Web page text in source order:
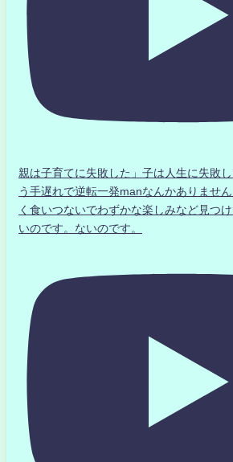
親は子育てに失敗した」子は人生に失敗
う手遅れで逆転一発manなんかありませ
く食いつないでわずかな楽しみなど見つ
いのです。ないのです。